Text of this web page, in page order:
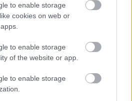
to enable storage
cookies on web or
to enable storage
of the website or app.
to enable storage
futama
Bacigal Igor (Škoda Rally Team
1:17:30.1, 2. Turán, Zsiros (Turán
21.7 másodperc hátrány, 3. Botka D.,
Lancer Evo9) 49.6 mp h.